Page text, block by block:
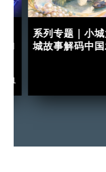
II
11
系列专题｜小
城故事解码中